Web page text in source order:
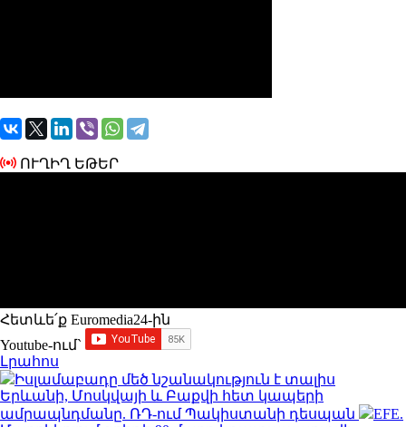
ՈՒՂԻՂ ԵԹԵՐ
Հետևե՛ք Euromedia24-ին
Youtube-ում`
Լրահոս
Իսլամաբադը մեծ նշանակություն է տալիս
Երևանի, Մոսկվայի և Բաքվի հետ կապերի
ամրապնդմանը. ՌԴ-ում Պակիստանի դեսպան
EFE.